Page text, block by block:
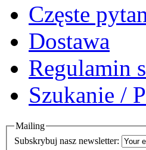
Częste
Dostawa
Regulamin
Szukanie /
Mailing
Subskrybuj nasz newsletter: